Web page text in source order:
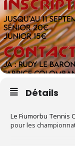
Détails
Le Fiumorbu Tennis
pour les